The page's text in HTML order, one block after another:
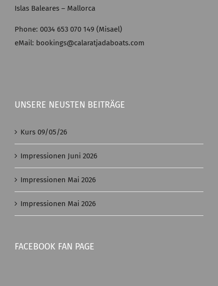
Islas Baleares – Mallorca
Phone: 0034 653 070 149 (Misael)
eMail: bookings@calaratjadaboats.com
UNSERE NEUSTEN BEITRÄGE
Kurs 09/05/26
Impressionen Juni 2026
Impressionen Mai 2026
Impressionen Mai 2026
FACEBOOK FAN PAGE